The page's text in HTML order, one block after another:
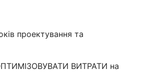
проектування та
ВИТРАТИ на